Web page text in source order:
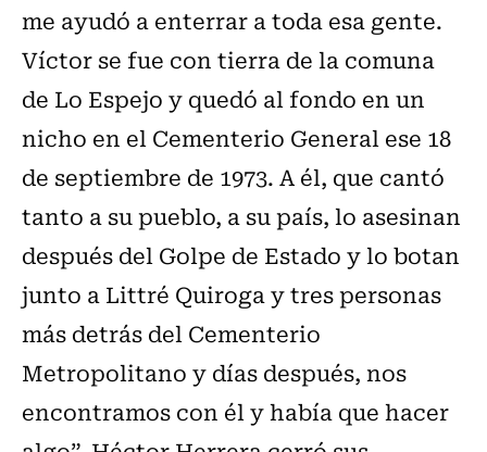
me ayudó a enterrar a toda esa gente.
Víctor se fue con tierra de la comuna
de Lo Espejo y quedó al fondo en un
nicho en el Cementerio General ese 18
de septiembre de 1973. A él, que cantó
tanto a su pueblo, a su país, lo asesinan
después del Golpe de Estado y lo botan
junto a Littré Quiroga y tres personas
más detrás del Cementerio
Metropolitano y días después, nos
encontramos con él y había que hacer